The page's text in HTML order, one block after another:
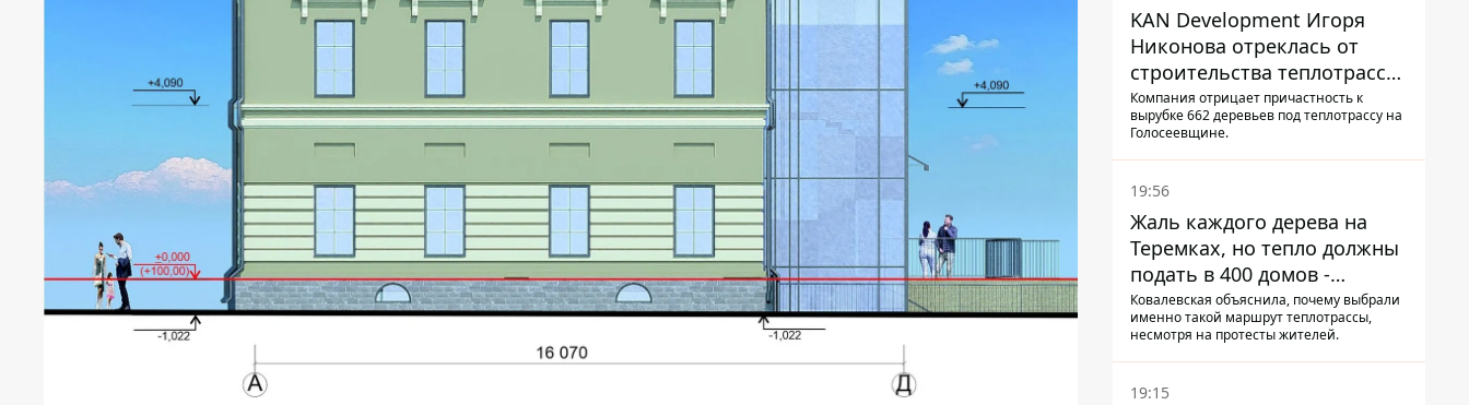
KAN Development Игоря
Никонова отреклась от
строительства теплотрассы
на Теремках
Компания отрицает причастность к
вырубке 662 деревьев под теплотрассу на
Голосеевщине.
19:56
Жаль каждого дерева на
Теремках, но тепло должны
подать в 400 домов -
депутат Киевсовета
Ковалевская объяснила, почему выбрали
именно такой маршрут теплотрассы,
несмотря на протесты жителей.
19:15